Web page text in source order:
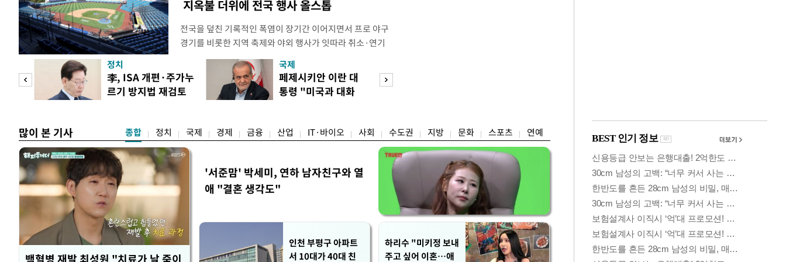
지옥불 더위에 전국 행사 올스톱
전국을 덮친 기록적인 폭염이 장기간 이어지면서 프로 야구
경기를 비롯한 지역 축제와 야외 행사가 잇따라 취소·연기
되고 있다. 골프장과 테니스장, 풋살장 등 야외 체육시설도
문을 닫거나 운영 시간을 단축하는 등 폭염 대응에 나섰다.
전문가들은 최근 폭염이 단순히 불쾌한 더위를 넘어 신체가
감당하기 어려운 수준에 이르렀다며 야외 활동 시 생명에 치
정치
李, ISA 개편·주가누
르기 방지법 재검토
국제
페제시키안 이란 대
통령 "미국과 대화
많이 본 기사 종합 정치 국제 경제 금융 산업 IT·바이오 사회 수도권 지방 문화 스포츠 연예
백혈병 재발 최성원 "치료가 날 죽이
'서준맘' 박세미, 연하 남자친구와 열
애 "결혼 생각도"
인천 부평구 아파트
서 10대가 40대 친
하리수 "미키정 보내
주고 싶어 이혼…애